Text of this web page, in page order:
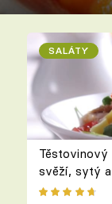
SALÁTY
svěží, sytý